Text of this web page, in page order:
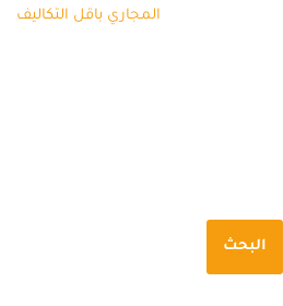
المجاري باقل التكاليف
البحث